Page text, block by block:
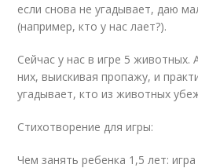
если снова не угадывает, даю
(например, кто у нас лает?).
Сейчас у нас в игре 5
них, выискивая пропажу, и
угадывает, кто из животных
Стихотворение для игры:
Чем занять ребенка 1,5 лет: